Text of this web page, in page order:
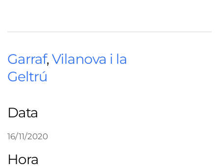
Garraf,Vilanova i la
Geltrú
Data
16/11/2020
Hora